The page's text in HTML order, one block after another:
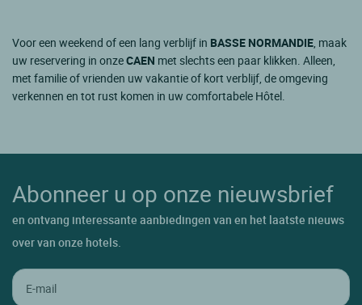
Voor een weekend of een lang verblijf in BASSE NORMANDIE, maak
uw reservering in onzeCAEN met slechts een paar klikken. Alleen,
met familie of vrienden uw vakantie of kort verblijf, de omgeving
verkennen en tot rust komen in uw comfortabele Hôtel.
Abonneer u op onze nieuwsbrief
en ontvang interessante aanbiedingen van en het laatste nieuws
over van onze hotels.